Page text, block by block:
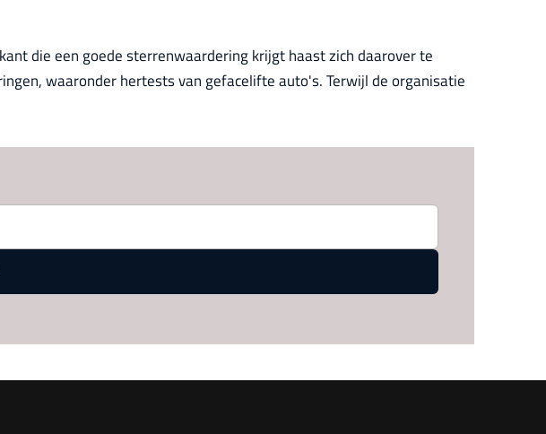
die een goede sterrenwaardering krijgt haast zich daarover te
waaronder hertests van gefacelifte auto's. Terwijl de organisatie